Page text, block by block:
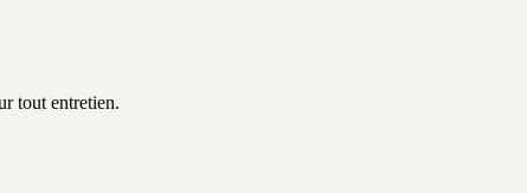
tout entretien.